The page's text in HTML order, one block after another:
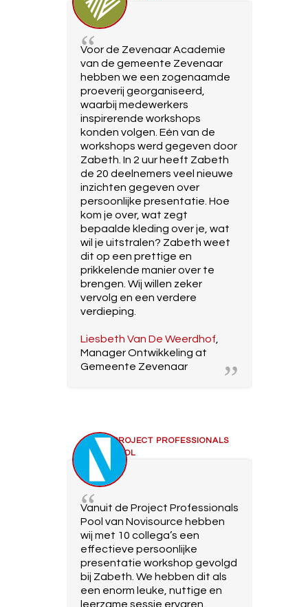
Voor de Zevenaar Academie
van de gemeente Zevenaar
hebben we een zogenaamde
proeverij georganiseerd,
waarbij medewerkers
inspirerende workshops
konden volgen. Eén van de
workshops werd gegeven door
Zabeth. In 2 uur heeft Zabeth
de 20 deelnemers veel nieuwe
inzichten gegeven over
persoonlijke presentatie. Hoe
kom je over, wat zegt
bepaalde kleding over je, wat
wil je uitstralen? Zabeth weet
dit op een prettige en
prikkelende manier over te
brengen. Wij willen zeker
vervolg en een verdere
verdieping.
Liesbeth Van De Weerdhof
Manager Ontwikkeling at
Gemeente Zevenaar
PROJECT PROFESSIONALS
POOL
Vanuit de Project Professionals
Pool van Novisource hebben
wij met 10 collega’s een
effectieve persoonlijke
presentatie workshop gevolgd
bij Zabeth. We hebben dit als
een enorm leuke, nuttige en
leerzame sessie ervaren.